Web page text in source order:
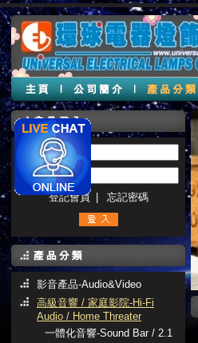
帳號 :
密碼 :
登記會員
忘記密碼
影音產品-Audio&Video
高級音響 / 家庭影院-Hi-Fi
Audio / Home Threater
一體化音響-Sound Bar / 2.1